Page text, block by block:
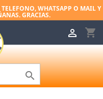
WHATSAPP O MAIL Y
GRACIAS.
shopping_cart

